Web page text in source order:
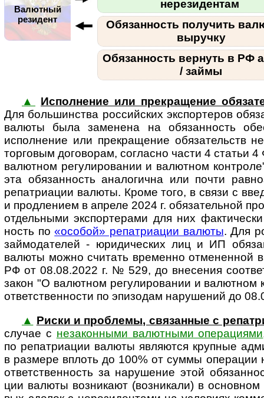
Валютный
резидент
нерезидентам
Обязанность получить
выручку
Обязанность вернуть в РФ
/ займы
▲
Исполнение или прекращение
Для боль­шин­ства рос­сий­ских экс­пор­те­ров
валюты была заме­нена на обя­зан­ность
испол­не­ние или прекра­ще­ние обя­за­тельств
тор­го­вым дого­во­рам, согла­сно части 4 ста­тьи
валют­ном регу­ли­ро­ва­нии и валют­ном
эта обя­зан­ность анало­гична или почти
репа­триа­ции валюты. Кроме того, в связи с
и про­дле­нием в апреле 2024 г. обя­за­тель­ной
отдель­ными экс­пор­те­рами для них
ность по«осо­бой» репат­ри­а­ции валюты. Для
займо­да­телей - юриди­чес­ких лиц и ИП
валюты можно счи­тать вре­менно отме­нен­ной
РФ от 08.08.2022 г. № 529, до вне­се­ния
закон "О валют­ном регу­ли­ро­ва­нии и валют­ном
ответ­ст­вен­ности по эпи­зо­дам нару­ше­ний до
▲ Риски и проб­лемы, свя­зан­ные с
случае с неза­кон­ными валют­ными опе­ра­ци­ями
по репат­риа­ции валюты являю­тся круп­ные
в раз­мере вплоть до 100% от суммы
ответ­ствен­ность за нару­ше­ние этой
ции валюты возни­кают (воз­ни­кали) в